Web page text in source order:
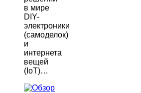
в мире
DIY-
электроники
(самоделок)
и
интернета
вещей
(IoT)…